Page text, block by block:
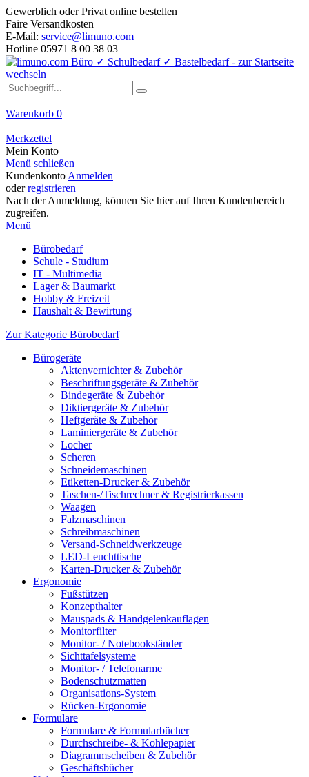
Gewerblich oder Privat online bestellen
Faire Versandkosten
E-Mail: service@limuno.com
Hotline 05971 8 00 38 03
Warenkorb 0
Merkzettel
Mein Konto
Menü schließen
Kundenkonto Anmelden
oderregistrieren
Nach der Anmeldung, können Sie hier auf Ihren Kundenbereich
zugreifen.
Menü
Bürobedarf
Schule - Studium
IT - Multimedia
Lager & Baumarkt
Hobby & Freizeit
Haushalt & Bewirtung
Zur Kategorie Bürobedarf
Bürogeräte
Aktenvernichter & Zubehör
Beschriftungsgeräte & Zubehör
Bindegeräte & Zubehör
Diktiergeräte & Zubehör
Heftgeräte & Zubehör
Laminiergeräte & Zubehör
Locher
Scheren
Schneidemaschinen
Etiketten-Drucker & Zubehör
Taschen-/Tischrechner & Registrierkassen
Waagen
Falzmaschinen
Schreibmaschinen
Versand-Schneidwerkzeuge
LED-Leuchttische
Karten-Drucker & Zubehör
Ergonomie
Fußstützen
Konzepthalter
Mauspads & Handgelenkauflagen
Monitorfilter
Monitor- / Notebookständer
Sichttafelsysteme
Monitor- / Telefonarme
Bodenschutzmatten
Organisations-System
Rücken-Ergonomie
Formulare
Formulare & Formularbücher
Durchschreibe- & Kohlepapier
Diagrammscheiben & Zubehör
Geschäftsbücher